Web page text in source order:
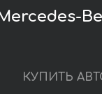
КУПИТЬ